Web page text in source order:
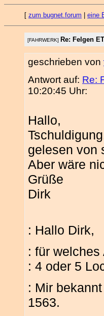
[ zum bugnet.forum eine
[FAHRWERK] Re: Felgen
geschrieben von
Antwort auf: Re:
10:20:45 Uhr:
Hallo,
gelesen von
Aber wäre
Grüße
Dirk
: Hallo Dirk,
: für
: 4 oder 5
: Mir
1563.